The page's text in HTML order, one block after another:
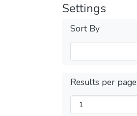
Settings
Sort By
Results per page